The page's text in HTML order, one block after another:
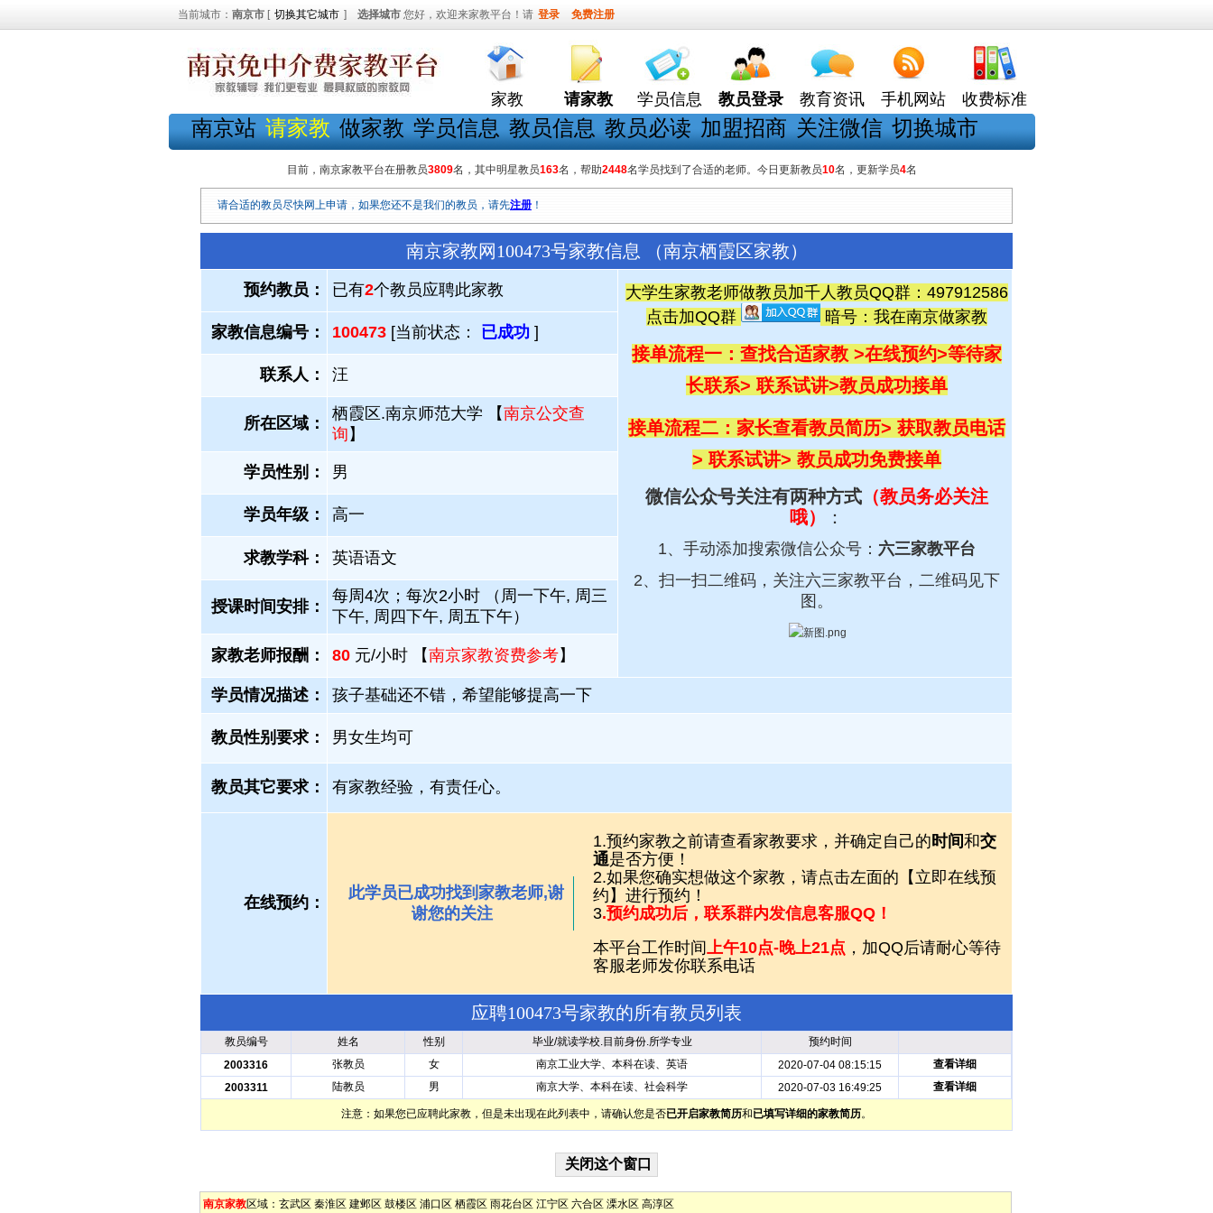
当前城市： 南京市 [ 切换其它城市 ] 选择城市 您好，欢迎来家教平台！请 登录 免费注册
家教 请家教 学员信息 教员登录 教育资讯 手机网站 收费标准
南京站 请家教 做家教 学员信息 教员信息 教员必读 加盟招商 关注微信 切换城市
目前，南京家教平台在册教员3809名，其中明星教员163名，帮助2448名学员找到了合适的老师。今日更新教员10名，更新学员4名
请合适的教员尽快网上申请，如果您还不是我们的教员，请先注册 ！
南京家教网100473号家教信息 （南京栖霞区家教）
预约教员： 已有2个教员应聘此家教
大学生家教老师做教员加千人教员QQ群：497912586
点击加QQ群
暗号：我在南京做家教
接单流程一：查找合适家教 >在线预约>等待家
长联系> 联系试讲>教员成功接单
接单流程二：家长查看教员简历> 获取教员电话
> 联系试讲> 教员成功免费接单
微信公众号关注有两种方式（教员务必关注
哦）
：
1、手动添加搜索微信公众号： 六三家教平台
2、扫一扫二维码，关注六三家教平台， 二维码见下
图。
家教信息编号： 100473 [当前状态： 已成功 ]
联系人： 汪
所在区域：
栖霞区.南京师范大学 【南京公交查
询 】
学员性别： 男
学员年级： 高一
求教学科： 英语语文
授课时间安排：
每周4次；每次2小时 （周一下午, 周三
下午, 周四下午, 周五下午）
家教老师报酬： 80 元/小时 【南京家教资费参考】
学员情况描述： 孩子基础还不错，希望能够提高一下
教员性别要求： 男女生均可
教员其它要求： 有家教经验，有责任心。
在线预约：
此学员已成功找到家教老师,谢
谢您的关注
1.预约家教之前请查看家教要求，并确定自己的时间和交
通是否方便！
2.如果您确实想做这个家教，请点击左面的【立即在线预
约】进行预约！
3.预约成功后，联系群内发信息客服QQ！
本平台工作时间上午10点-晚上21点 ，加QQ后请耐心等待
客服老师发你联系电话
应聘100473号家教的所有教员列表
教员编号 姓名 性别 毕业/就读学校.目前身份.所学专业
预约时间
2003316
张教员 女 南京工业大学、本科在读、英语 2020-07-04 08:15:15
查看详细
2003311
陆教员 男 南京大学、本科在读、社会科学 2020-07-03 16:49:25 查看详细
注意：如果您已应聘此家教，但是未出现在此列表中，请确认您是否已开启家教简历和已填写详细的家教简历。
南京家教区域： 玄武区 秦淮区 建邺区 鼓楼区 浦口区 栖霞区 雨花台区 江宁区 六合区 溧水区 高淳区